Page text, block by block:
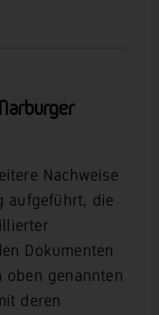
Nachweise
aufgeführt, die
Dokumenten
oben genannten
deren